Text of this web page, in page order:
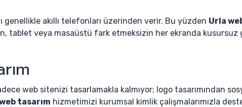
genellikle akıllı telefonları üzerinden verir. Bu yüzden Urla
tablet veya masaüstü fark etmeksizin her ekranda kusursuz
web sitenizi tasarlamakla kalmıyor; logo tasarımından
tasarım hizmetimizi kurumsal kimlik çalışmalarımızla